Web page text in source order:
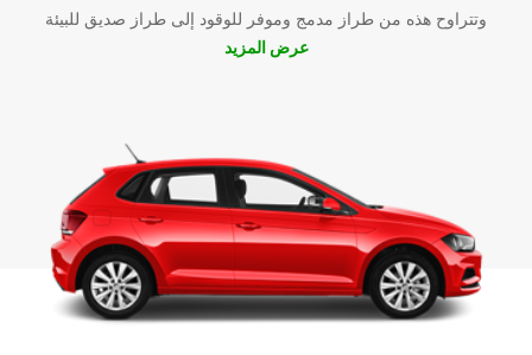
وتتراوح هذه من طراز مدمج وموفر للوقود إلى طراز صديق للبيئة
عرض المزيد